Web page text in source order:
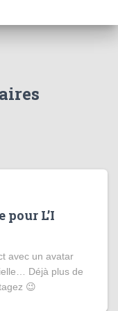
pour L’I
avec un avatar
Déjà plus de
😉